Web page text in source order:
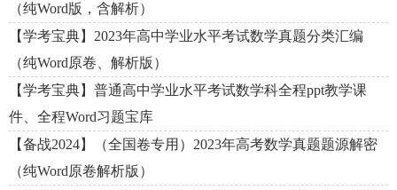
（纯Word版，含解析）
【学考宝典】2023年高中学业水平考试数学真题分类汇编
（纯Word原卷、解析版）
【学考宝典】普通高中学业水平考试数学科全程ppt教学课
件、全程Word习题宝库
【备战2024】（全国卷专用）2023年高考数学真题题源解密
（纯Word原卷解析版）